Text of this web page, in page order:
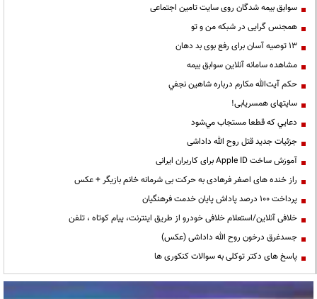
سوابق بیمه شدگان روی سایت تامین اجتماعی
همجنس گرایی در شبکه من و تو
13 توصیه آسان برای رفع بوی بد دهان
مشاهده سامانه آنلاين سوابق بیمه
حكم آيت‌الله مكارم درباره شاهين نجفي
سایتهای همسریابی!
دعايي كه قطعا مستجاب مي‌شود
جزئیات جدید قتل روح الله داداشی
آموزش ساخت Apple ID برای کاربران ایرانی
راز خنده های اصغر فرهادی به حرکت بی شرمانه خانم بازیگر + عکس
پرداخت ۱۰۰ درصد پاداش پایان خدمت فرهنگیان
خلافی آنلاین/استعلام خلافی خودرو از طریق اینترنت، پیام کوتاه ، تلفن
جسدغرق درخون روح الله داداشی (عکس)
پاسخ های دکتر توکلی به سوالات کنکوری ها